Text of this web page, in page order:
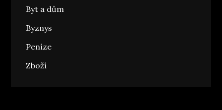
Byt a dům
Byznys
Peníze
Zboží